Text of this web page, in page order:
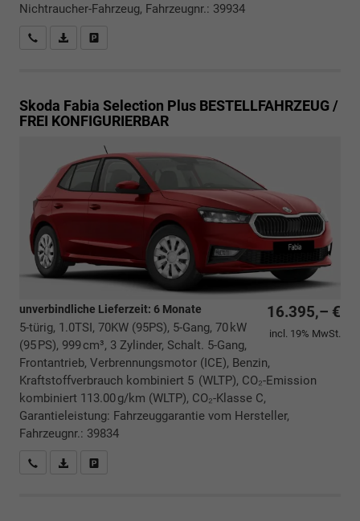
Nichtraucher-Fahrzeug, Fahrzeugnr.: 39934
Rückrufbitte absenden
PDF-Datei, Fahrzeugexposé drucken
Skoda Fabia Selection Plus BESTELLFAHRZEUG /
FREI KONFIGURIERBAR
16.395,– €
incl. 19% MwSt.
unverbindliche Lieferzeit: 6 Monate
5-türig, 1.0TSI, 70KW (95PS), 5-Gang, 70 kW
(95 PS), 999 cm³, 3 Zylinder, Schalt. 5-Gang,
Frontantrieb, Verbrennungsmotor (ICE), Benzin,
Kraftstoffverbrauch kombiniert 5 (WLTP), CO₂-Emission
kombiniert 113.00 g/km (WLTP), CO₂-Klasse C,
Garantieleistung: Fahrzeuggarantie vom Hersteller,
Fahrzeugnr.: 39834
Rückrufbitte absenden
PDF-Datei, Fahrzeugexposé drucken